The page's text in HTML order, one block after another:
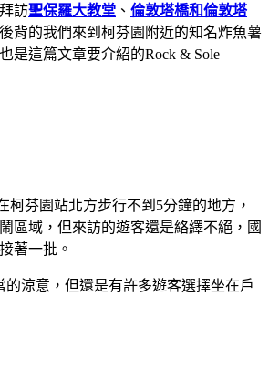
訪聖保羅大教堂 、 倫敦塔橋和倫敦塔
背的我們來到柯芬園附近的知名炸魚薯
是這篇文章要介紹的Rock & Sole
柯芬園站北方步行不到5分鐘的地方，
區域，但來訪的遊客還是絡繹不絕，國
著一批。
的涼意，但還是有許多遊客選擇坐在戶